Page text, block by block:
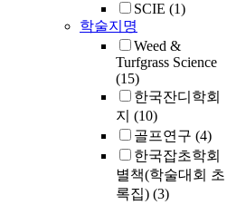
SCIE (1)
학술지명
Weed &
Turfgrass Science
(15)
한국잔디학회
지 (10)
골프연구 (4)
한국잡초학회
별책(학술대회 초
록집) (3)